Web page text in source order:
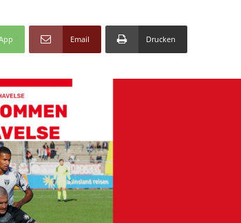
Email Drucken